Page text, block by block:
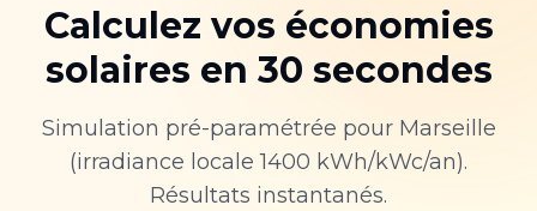
Calculez vos économies
solaires en 30 secondes
Simulation pré-paramétrée pour Marseille
(irradiance locale1400 kWh/kWc/an).
Résultats instantanés.